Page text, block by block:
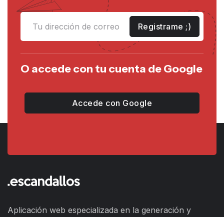
Registrame ;)
O accede con tu cuenta de Google
Accede con Google
Aplicación web especializada en la generación y